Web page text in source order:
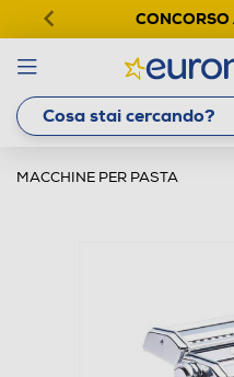
MACCHINE PER PASTA